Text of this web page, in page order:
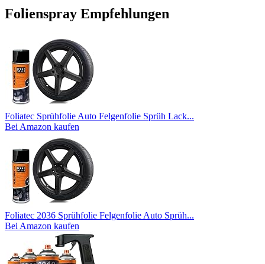
Folienspray Empfehlungen
Foliatec Sprühfolie Auto Felgenfolie Sprüh Lack...
Bei Amazon kaufen
Foliatec 2036 Sprühfolie Felgenfolie Auto Sprüh...
Bei Amazon kaufen